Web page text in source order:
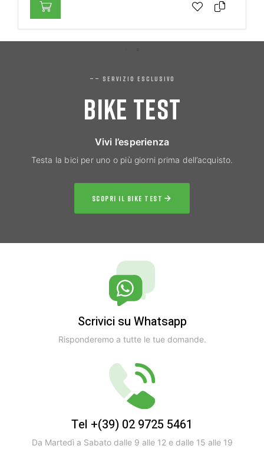
—— SERVIZIO ESCLUSIVO
BIKE TEST
Vivi l’esperienza
Testa la bici per uno o più giorni prima dell’acquisto.
SCOPRI IL BIKE TEST
Scrivici su Whatsapp
Risponderemo a tutte le tue domande.
Tel +(39) 02 9725 5461
Da Martedì a Sabato dalle 9 alle 12 e dalle 15 alle 19